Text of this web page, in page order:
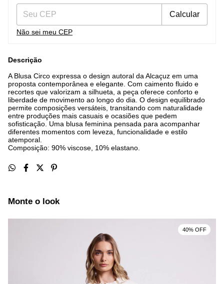
Calcular
Não sei meu CEP
Descrição
A Blusa Circo expressa o design autoral da Alcaçuz em uma
proposta contemporânea e elegante. Com caimento fluido e
recortes que valorizam a silhueta, a peça oferece conforto e
liberdade de movimento ao longo do dia. O design equilibrado
permite composições versáteis, transitando com naturalidade
entre produções mais casuais e ocasiões que pedem
sofisticação. Uma blusa feminina pensada para acompanhar
diferentes momentos com leveza, funcionalidade e estilo
atemporal.
Composição: 90% viscose, 10% elastano.
Monte o look
40% OFF